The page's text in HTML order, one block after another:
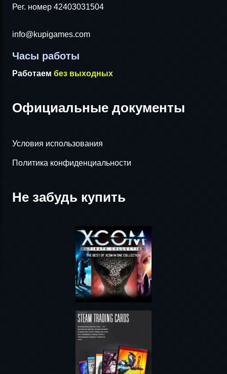
Рег. номер 42403031504
info@kupigames.com
Часы работы
Работаем без выходных
Официальные документы
Условия использования
Политика конфиденциальности
Не забудь купить